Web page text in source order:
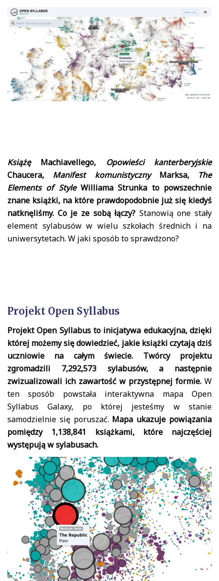
KsiążęMachiavellego,
Opowieści kanterberyjskie
Chaucera, Manifest komunistycznyMarksa, The
Elements of StyleWilliama Strunka to powszechnie
znane książki, na które prawdopodobnie już się kiedyś
natknęliśmy. Co je ze sobą łączy? Stanowią one stały
element sylabusów w wielu szkołach średnich i na
uniwersytetach. W jaki sposób to sprawdzono?
Projekt Open Syllabus
Projekt Open Syllabus to inicjatywa edukacyjna, dzięki
której możemy się dowiedzieć, jakie książki czytają dziś
uczniowie na całym świecie. Twórcy projektu
zgromadzili 7,292,573 sylabusów, a następnie
zwizualizowali ich zawartość w przystępnej formie. W
ten sposób powstała interaktywna mapa Open
Syllabus Galaxy, po której jesteśmy w stanie
samodzielnie się poruszać. Mapa ukazuje powiązania
pomiędzy 1,138,841 książkami, które najczęściej
występują w sylabusach.